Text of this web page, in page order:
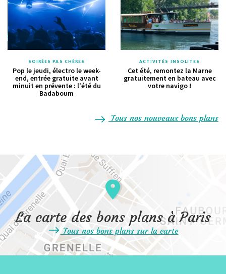
SOIRÉES PAS CHÈRES
Pop le jeudi, électro le week-
end, entrée gratuite avant
minuit en prévente : l'été du
Badaboum
ACTIVITÉS INSOLITES
Cet été, remontez la Marne
gratuitement en bateau avec
votre navigo !
Tous nos nouveaux bons plans
La carte des bons plans à Paris
Tous nos bons plans sur la carte